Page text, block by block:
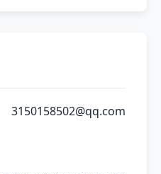
3150158502@qq.com